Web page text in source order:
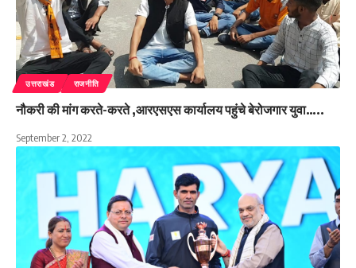
उत्तराखंड राजनीति
नौकरी की मांग करते-करते ,आरएसएस कार्यालय पहुंचे बेरोजगार युवा…..
September 2, 2022